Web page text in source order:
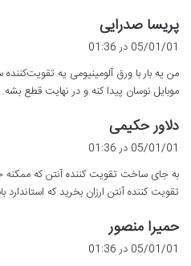
پریسا صدرایی
ف
:
05/01/01 در 01:36
من یه بار با ورق آلومینیومی یه
موبایل نوسان پیدا کنه و در نهایت قطع بشه.
دلاور حکیمی
ف
:
05/01/01 در 01:36
به جای ساخت تقویت کننده آنتن که ممکنه
تقویت کننده آنتن ارزان بخرید که استاندارد
حمیرا منصور
ف
05/01/01 در 01:36